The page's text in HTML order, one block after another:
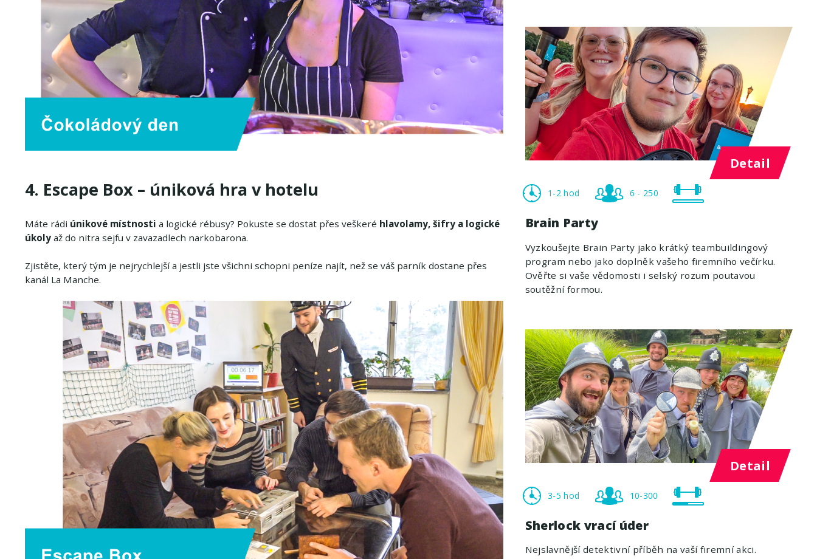
4. Escape Box – úniková hra v hotelu
Máte rádi únikové místnosti a logické rébusy? Pokuste se dostat přes veškeré hlavolamy, šifry a logické
úkolyaž do nitra sejfu v zavazadlech narkobarona.
Zjistěte, který tým je nejrychlejší a jestli jste všichni schopni peníze najít, než se váš parník dostane přes
kanál La Manche.
Detail
1-2 hod 6 - 250
Brain Party
Vyzkoušejte Brain Party jako krátký teambuildingový
program nebo jako doplněk vašeho firemního večírku.
Ověřte si vaše vědomosti i selský rozum poutavou
soutěžní formou.
Detail
3-5 hod 10-300
Sherlock vrací úder
Nejslavnější detektivní příběh na vaší firemní akci.